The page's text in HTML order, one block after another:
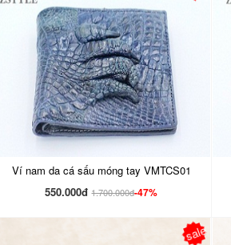
Ví nam da cá sấu móng tay VMTCS01
550.000đ 1.700.000đ-47%
sale